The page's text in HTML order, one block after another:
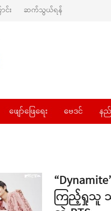
င်း ဆက်သွယ်ရန်
ဖျော်ဖြေရေး ဗေဒင် န
ကြည့်ရှုသူ သ